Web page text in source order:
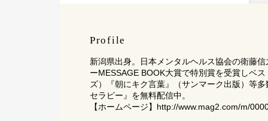
Profile
新潟県出身。日本メンタルヘルス協会の衛藤
ーMESSAGE BOOK大賞で特別賞を受賞しベ
ズ）『朝にキク言葉』（サンマーク出版）等
セラピー』を無料配信中。
【ホームページ】 http://www.mag2.com/m/